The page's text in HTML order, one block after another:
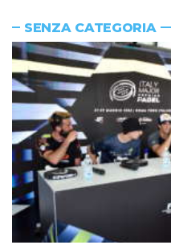
SENZA CATEGORIA